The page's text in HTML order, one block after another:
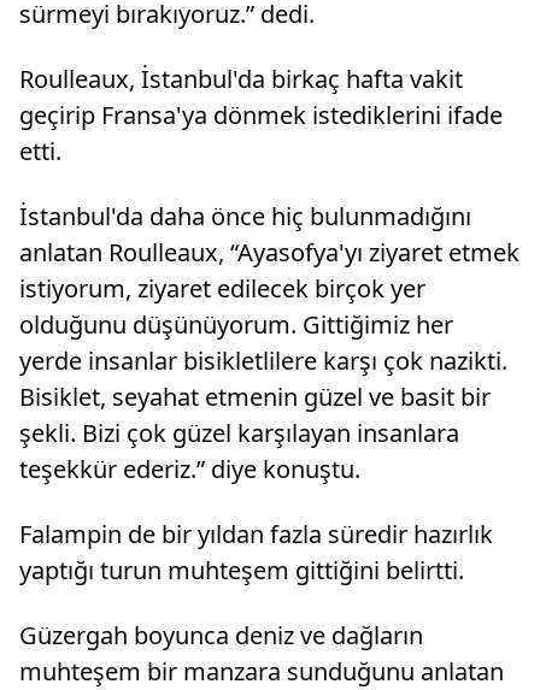
sürmeyi bırakıyoruz.” dedi.
Roulleaux, İstanbul'da birkaç hafta vakit
geçirip Fransa'ya dönmek istediklerini ifade
etti.
İstanbul'da daha önce hiç bulunmadığını
anlatan Roulleaux, “Ayasofya'yı ziyaret etmek
istiyorum, ziyaret edilecek birçok yer
olduğunu düşünüyorum. Gittiğimiz her
yerde insanlar bisikletlilere karşı çok nazikti.
Bisiklet, seyahat etmenin güzel ve basit bir
şekli. Bizi çok güzel karşılayan insanlara
teşekkür ederiz.” diye konuştu.
Falampin de bir yıldan fazla süredir hazırlık
yaptığı turun muhteşem gittiğini belirtti.
Güzergah boyunca deniz ve dağların
muhteşem bir manzara sunduğunu anlatan